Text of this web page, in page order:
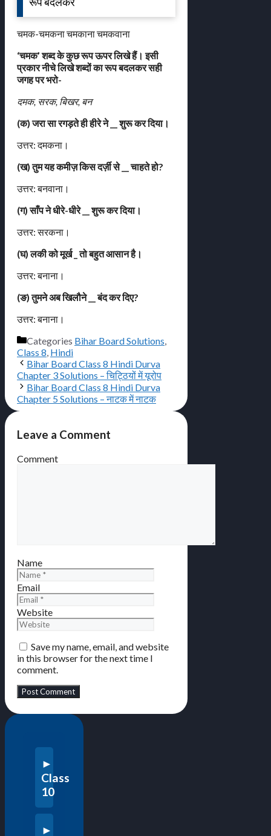
चमक-चमकना चमकाना चमकवाना
‘चमक’ शब्द के कुछ रूप ऊपर लिखे हैं। इसी
प्रकार नीचे लिखे शब्दों का रूप बदलकर सही
जगह पर भरो-
दमक, सरक, बिखर, बन
(क) जरा सा रगड़ते ही हीरे ने __ शुरू कर दिया।
उत्तर: दमकना।
(ख) तुम यह कमीज़ किस दर्ज़ी से __ चाहते हो?
उत्तर: बनवाना।
(ग) साँप ने धीरे-धीरे __ शुरू कर दिया।
उत्तर: सरकना।
(घ) लकी को मूर्ख _ तो बहुत आसान है।
उत्तर: बनाना।
(ङ) तुमने अब खिलौने __ बंद कर दिए?
उत्तर: बनाना।
Categories Bihar Board Solutions
Class 8 Hindi
Bihar Board Class 8 Hindi Durva
Chapter 3 Solutions – चिट्ठियों में यूरोप
Bihar Board Class 8 Hindi Durva
Chapter 5 Solutions – नाटक में नाटक
Leave a Comment
Comment
Name
Email
Website
Save my name, email, and website
in this browser for the next time I
comment.
Class
10